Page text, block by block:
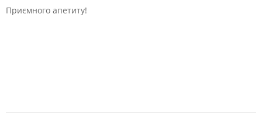
Приємного апетиту!